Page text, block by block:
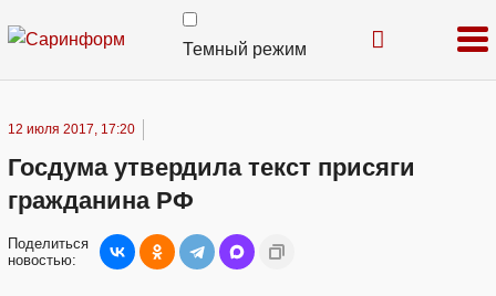
Темный режим
12 июля 2017, 17:20
Госдума утвердила текст присяги
гражданина РФ
Поделиться
новостью: